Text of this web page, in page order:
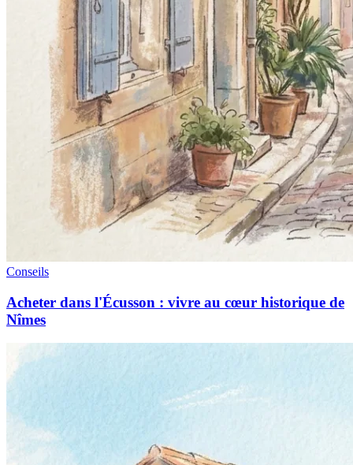
Conseils
Acheter dans l'Écusson : vivre au cœur historique de
Nîmes